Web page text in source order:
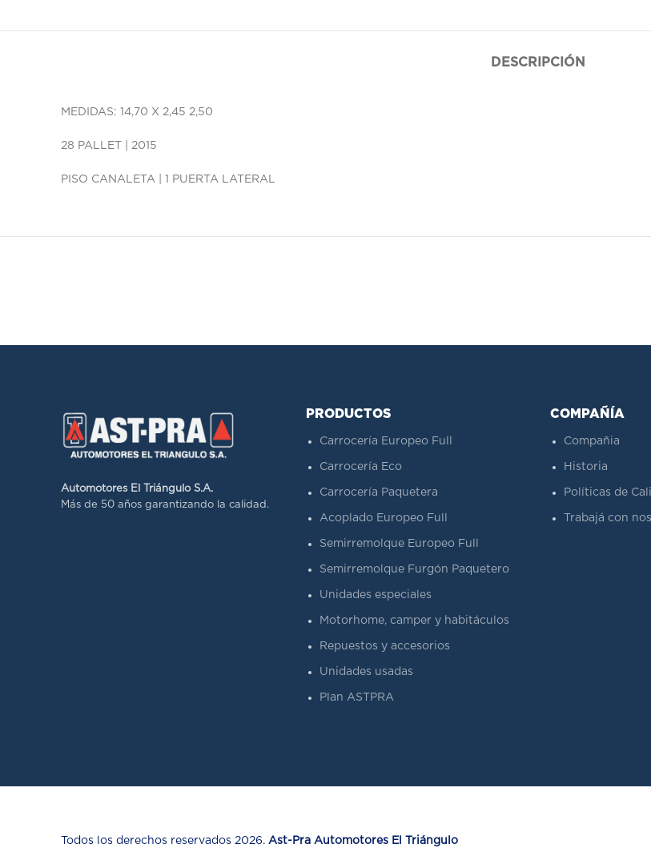
DESCRIPCIÓN
MEDIDAS: 14,70 X 2,45 2,50
28 PALLET | 2015
PISO CANALETA | 1 PUERTA LATERAL
Automotores El Triángulo S.A.
Más de 50 años garantizando la calidad.
PRODUCTOS
Carrocería Europeo Full
Carrocería Eco
Carrocería Paquetera
Acoplado Europeo Full
Semirremolque Europeo Full
Semirremolque Furgón Paquetero
Unidades especiales
Motorhome, camper y habitáculos
Repuestos y accesorios
Unidades usadas
Plan ASTPRA
COMPAÑÍA
Compañia
Historia
Políticas de
Trabajá con
Todos los derechos reservados 2026. Ast-Pra Automotores El Triángulo